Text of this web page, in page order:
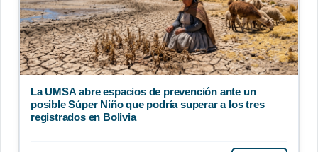
La UMSA abre espacios de prevención ante un
posible Súper Niño que podría superar a los tres
registrados en Bolivia